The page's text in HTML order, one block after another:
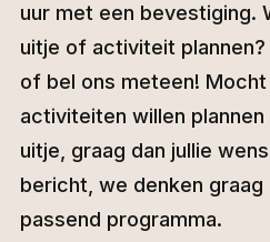
uur met een bevestiging.
uitje of activiteit
of bel ons meteen!
activiteiten willen plannen
uitje, graag dan jullie
bericht, we denken graag
passend programma.